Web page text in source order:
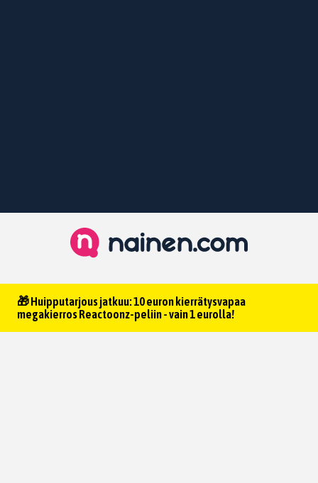
🎁 Huipputarjous jatkuu: 10 euron kierrätysvapaa
megakierros Reactoonz-peliin - vain 1 eurolla!